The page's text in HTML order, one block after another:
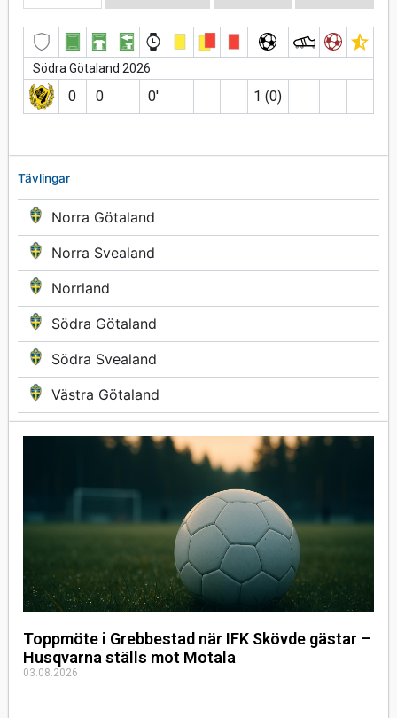
Tävlingar
Norra Götaland
Norra Svealand
Norrland
Södra Götaland
Södra Svealand
Västra Götaland
Toppmöte i Grebbestad när IFK Skövde gästar –
Husqvarna ställs mot Motala
03.08.2026
Södra Götaland 2026
0 0 0′ 1 (0)